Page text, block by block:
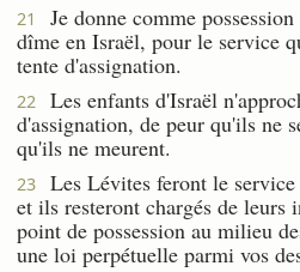
21
Je donne comme
dîme en Israël, pour le service
tente d'assignation.
22
Les enfants d'Israël
d'assignation, de peur qu'ils ne
qu'ils ne meurent.
23
Les Lévites feront le
et ils resteront chargés de leurs
point de possession au milieu
une loi perpétuelle parmi vos